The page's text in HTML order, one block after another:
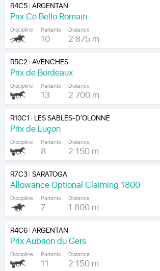
R4C5|ARGENTAN
Prix Ce Bello Romain
Discipline Partants
10
Distance
2 875 m
R5C2|AVENCHES
Prix de Bordeaux
Discipline Partants
13
Distance
2 700 m
R10C1 | LES SABLES-D'OLONNE
Prix de Luçon
Discipline Partants
8
Distance
2 150 m
R7C3|SARATOGA
Allowance Optional Claiming 1800
Discipline Partants
7
Distance
1 800 m
R4C6|ARGENTAN
Prix Aubrion du Gers
Discipline Partants
11
Distance
2 150 m